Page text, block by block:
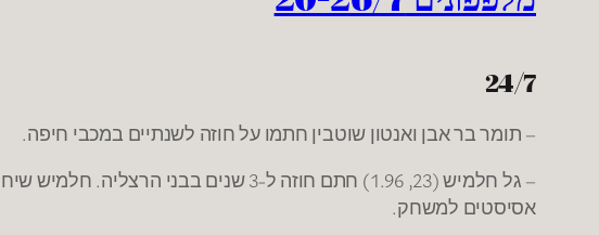
24/7
– תומר בר אבן ואנטון שוטבין חתמו על חוזה לשנתיים במכבי חיפה.
אסיסטים למשחק.